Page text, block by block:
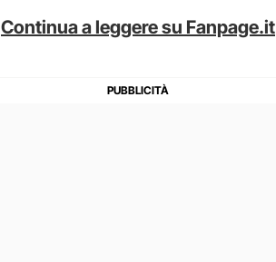
Continua a leggere su Fanpage.it